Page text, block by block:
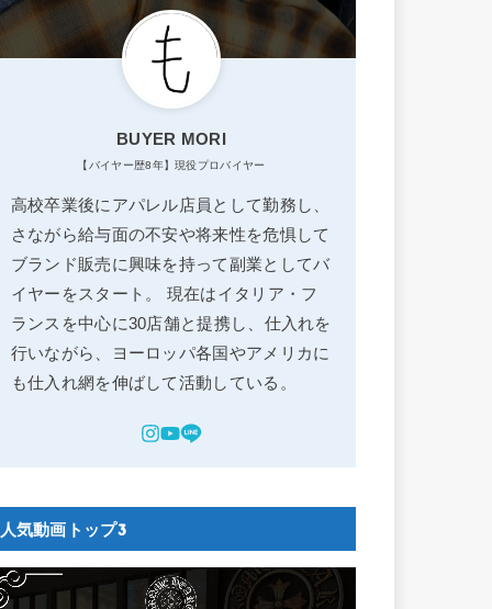
BUYER MORI
【バイヤー歴8年】現役プロバイヤー
高校卒業後にアパレル店員として勤務し、
さながら給与面の不安や将来性を危惧して
ブランド販売に興味を持って副業としてバ
イヤーをスタート。 現在はイタリア・フ
ランスを中心に30店舗と提携し、仕入れを
行いながら、ヨーロッパ各国やアメリカに
も仕入れ網を伸ばして活動している。
人気動画トップ3